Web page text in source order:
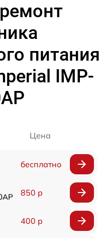
питания
IMP-
Цена
бесплатно
850 р
400 р